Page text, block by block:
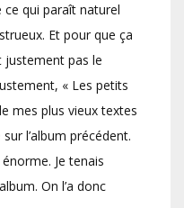
ce qui paraît naturel
Et pour que ça
justement pas le
« Les petits
mes plus vieux textes
l’album précédent.
Je tenais
On l’a donc